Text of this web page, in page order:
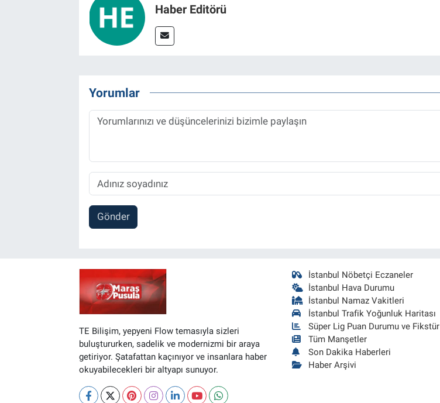
Haber Editörü
Yorumlar
Gönder
TE Bilişim, yepyeni Flow temasıyla sizleri
buluştururken, sadelik ve modernizmi bir araya
getiriyor. Şatafattan kaçınıyor ve insanlara haber
okuyabilecekleri bir altyapı sunuyor.
İstanbul Nöbetçi Eczaneler
İstanbul Hava Durumu
İstanbul Namaz Vakitleri
İstanbul Trafik Yoğunluk Haritası
Süper Lig Puan Durumu ve Fikstür
Tüm Manşetler
Son Dakika Haberleri
Haber Arşivi